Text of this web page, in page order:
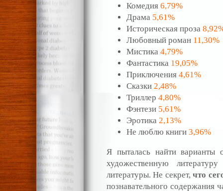
Комедия 6,79%
Драма 5,61%
Историческая проза
Любовный роман 11,30%
Мистика 4,79%
Фантастика 19,05%
Приключения 4,61%
Сказки 2,48%
Триллер 4,80%
Фэнтези 5,61%
Эротика 2,13%
Не люблю книги 3,96%
Я пыталась найти
художественную
литературы. Не секрет,что
познавательного содержания